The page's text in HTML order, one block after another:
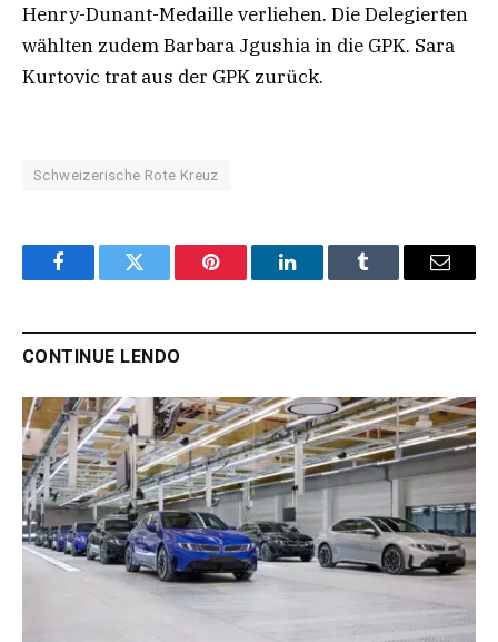
Henry-Dunant-Medaille verliehen. Die Delegierten
wählten zudem Barbara Jgushia in die GPK. Sara
Kurtovic trat aus der GPK zurück.
Schweizerische Rote Kreuz
FacebookTwitter Pinterest LinkedInTumblr Email
CONTINUE LENDO